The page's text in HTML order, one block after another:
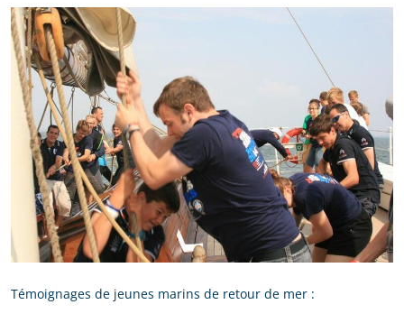
Témoignages de jeunes marins de retour de mer :